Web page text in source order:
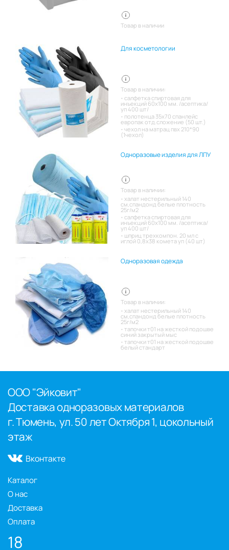
Товар в наличии
Для косметологии
Товар в наличии:
салфетка спиртовая для
инъекций 60х100 мм. /асептика/
уп 400 шт/
полотенца 35х70 спанлейс
европак отд.сложение (50 шт.)
чехол на матрац пвх 210*90
(1чехол)
Одноразовые изделия для ЛПУ
Товар в наличии:
халат нестерильный 140
см,спандонд белые плотность
25г/м2
салфетка спиртовая для
инъекций 60х100 мм. /асептика/
уп 400 шт/
шприц трехкомпон. 20 мл с
иглой 0,8х38 комета уп (40 шт)
Одноразовая одежда
Товар в наличии:
халат нестерильный 140
см,спандонд белые плотность
25г/м2
тапочки т01 на жесткой подошве
синий закрытый мыс
тапочки т01 на жесткой подошве
белый стандарт
ООО "Эйковит"
Доставка одноразовых материалов
г. Тюмень, ул. 50 лет Октября 1, цокольный
этаж
Вконтакте
Каталог
О нас
Доставка
Оплата
18